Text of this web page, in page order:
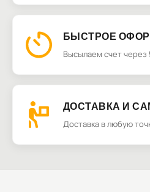
БЫСТРОЕ
Высылаем счет через
ДОСТАВКА И
Доставка в любую